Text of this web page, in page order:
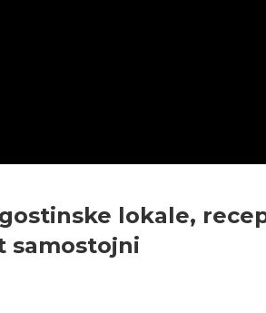
lokale,
samostojni